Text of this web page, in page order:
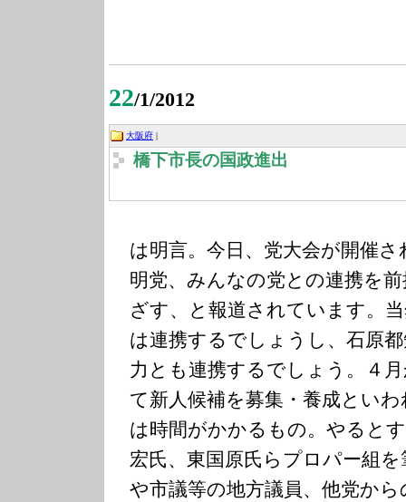
22/1/2012
大阪府 |
橋下市長の国政進出
は明言。今日、党大会が開催
明党、みんなの党との連携を
ざす、と報道されています。
は連携するでしょうし、石原
力とも連携するでしょう。４
て新人候補を募集・養成とい
は時間がかかるもの。やると
宏氏、東国原氏らプロパー組
や市議等の地方議員、他党か